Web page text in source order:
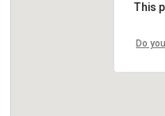
This
Do